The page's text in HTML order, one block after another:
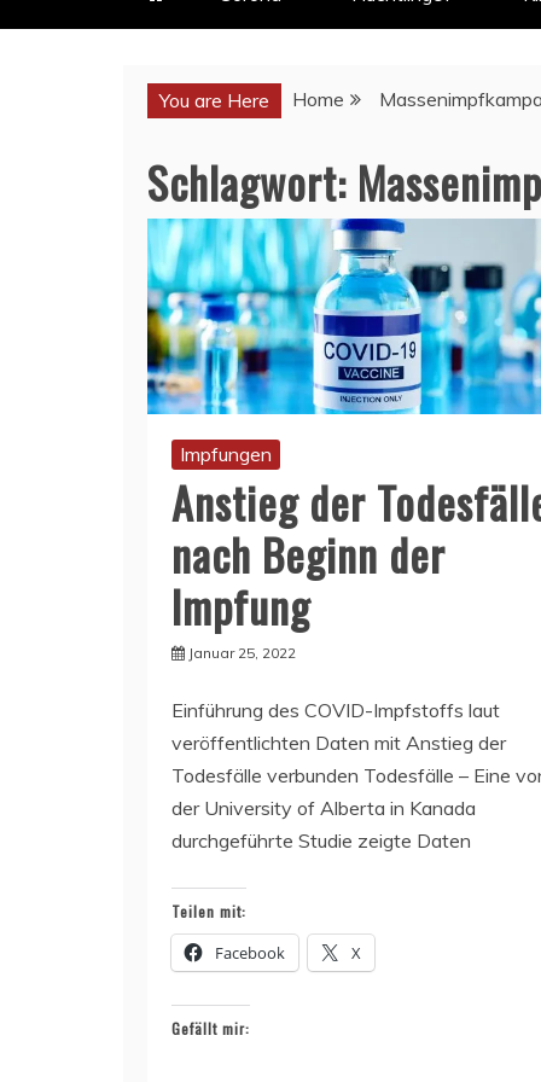
You are Here Home
Schlagwort:
Impfungen
Anstieg der
nach Beginn der
Impfung
Januar 25, 2022
Einführung des COVID-Impfstoffs laut
veröffentlichten Daten mit Anstieg der
Todesfälle verbunden Todesfälle – Eine
der University of Alberta in Kanada
durchgeführte Studie zeigte Daten
Teilen mit:
Facebook X
Gefällt mir: